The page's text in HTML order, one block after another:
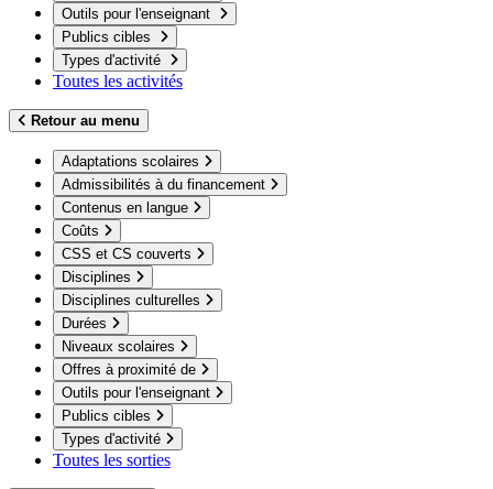
Outils pour l'enseignant
Publics cibles
Types d'activité
Toutes les activités
Retour au menu
Adaptations scolaires
Admissibilités à du financement
Contenus en langue
Coûts
CSS et CS couverts
Disciplines
Disciplines culturelles
Durées
Niveaux scolaires
Offres à proximité de
Outils pour l'enseignant
Publics cibles
Types d'activité
Toutes les sorties